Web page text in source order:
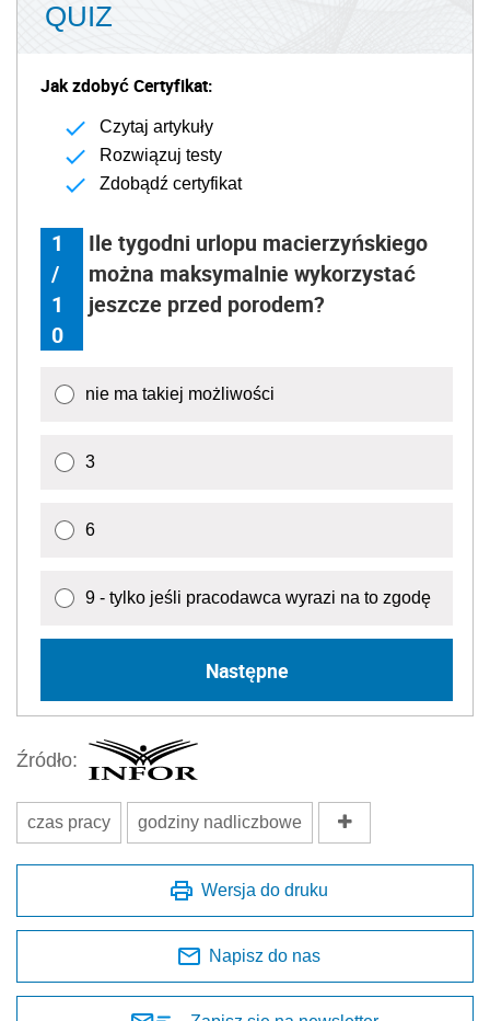
QUIZ
Jak zdobyć Certyfikat:
Czytaj artykuły
Rozwiązuj testy
Zdobądź certyfikat
1
/
1
0
Ile tygodni urlopu macierzyńskiego
można maksymalnie wykorzystać
jeszcze przed porodem?
nie ma takiej możliwości
3
6
9 - tylko jeśli pracodawca wyrazi na to zgodę
Następne
Źródło:
czas pracy godziny nadliczbowe
Wersja do druku
Napisz do nas